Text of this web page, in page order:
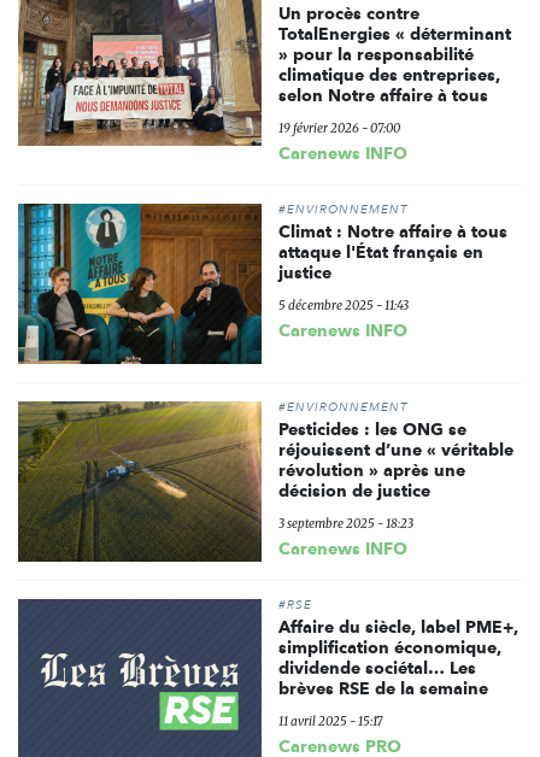
Un procès contre
TotalEnergies « déterminant
» pour la responsabilité
climatique des entreprises,
selon Notre affaire à tous
19 février 2026 - 07:00
Carenews INFO
#ENVIRONNEMENT
Climat : Notre affaire à tous
attaque l'État français en
justice
5 décembre 2025 - 11:43
Carenews INFO
#ENVIRONNEMENT
Pesticides : les ONG se
réjouissent d’une « véritable
révolution » après une
décision de justice
3 septembre 2025 - 18:23
Carenews INFO
#RSE
Affaire du siècle, label PME+,
simplification économique,
dividende sociétal… Les
brèves RSE de la semaine
11 avril 2025 - 15:17
Carenews PRO